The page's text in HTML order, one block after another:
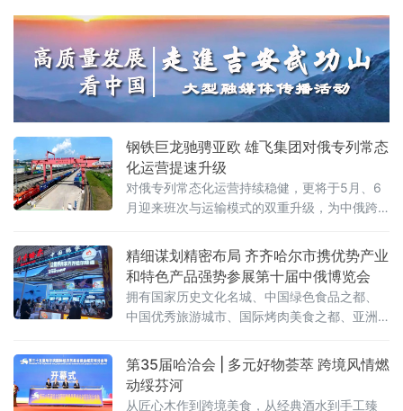
二、三列“绥芬河—莫斯科”直达班列完成编组，
即将满载110个集装箱、货值超5000万元人民
币的货物启程赴俄，标志着绥芬河口岸跨境铁
路运能实现新跃升。
钢铁巨龙驰骋亚欧 雄飞集团对俄专列常态
化运营提速升级
对俄专列常态化运营持续稳健，更将于5月、6
月迎来班次与运输模式的双重升级，为中俄跨
精细谋划精密布局 齐齐哈尔市携优势产业
和特色产品强势参展第十届中俄博览会
拥有国家历史文化名城、中国绿色食品之都、
中国优秀旅游城市、国际烤肉美食之都、亚洲
特色产品强势参展。齐齐哈尔展区以“大国重
器，北国粮仓”为主题惊艳亮相第十届中俄博览
会，总面积 112.5 平方米，聚焦齐齐
第35届哈洽会 | 多元好物荟萃 跨境风情燃
动绥芬河
从匠心木作到跨境美食，从经典酒水到手工臻